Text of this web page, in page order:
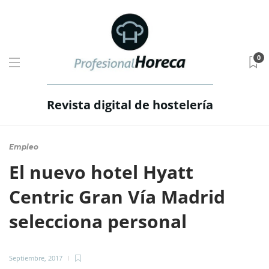
Revista digital de hostelería
0
Empleo
El nuevo hotel Hyatt
Centric Gran Vía Madrid
selecciona personal
Septiembre, 2017